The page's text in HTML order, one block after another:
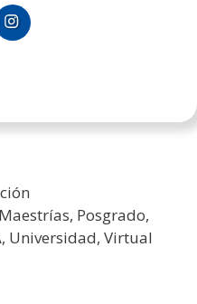
Posgrado,
Universidad, Virtual